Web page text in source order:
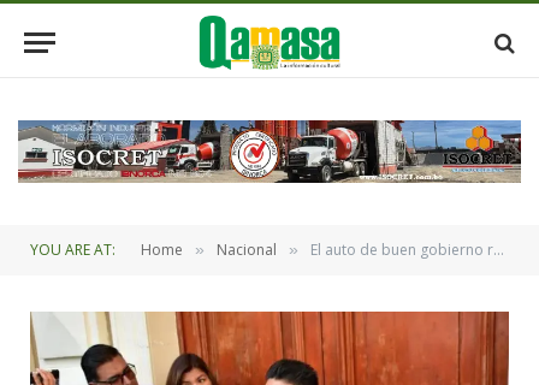
YOU ARE AT: Home » Nacional » El auto de buen gobierno regirá en La Paz para garantizar la jornada electoral del domingo